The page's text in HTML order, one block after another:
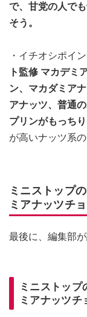
で、甘党の人で
そう。
・イチオシポイン
ト監修 マカデミ
ン、マカダミア
アナッツ、普通
プリンがもっち
が高いナッツ系
ミニストップ
ミアナッツチ
最後に、編集部
ミニストッ
ミアナッツチ